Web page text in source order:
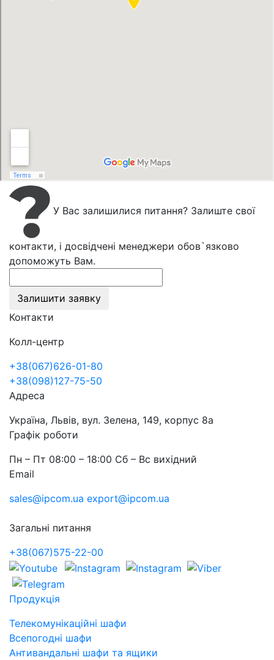
У Вас залишилися питання? Залиште свої
контакти, і досвідчені менеджери обов`язково
допоможуть Вам.
Залишити заявку
Контакти
Колл-центр
+38(067)626-01-80
+38(098)127-75-50
Адреса
Україна, Львів, вул. Зелена, 149, корпус 8а
Графік роботи
Пн – Пт 08:00 – 18:00 Сб – Вс вихідний
Email
sales@ipcom.ua export@ipcom.ua
Загальні питання
+38(067)575-22-00
Продукція
Телекомунікаційні шафи
Всепогодні шафи
Антивандальні шафи та ящики